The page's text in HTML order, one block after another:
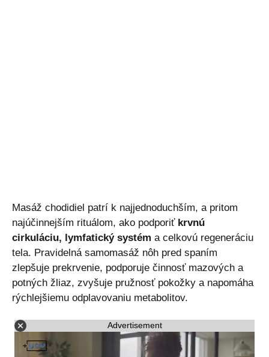
Masáž chodidiel patrí k najjednoduchším, a pritom
najúčinnejším rituálom, ako podporiť krvnú
cirkuláciu, lymfatický systém a celkovú regeneráciu
tela. Pravidelná samomasáž nôh pred spaním
zlepšuje prekrvenie, podporuje činnosť mazových a
potných žliaz, zvyšuje pružnosť pokožky a napomáha
rýchlejšiemu odplavovaniu metabolitov.
Advertisement